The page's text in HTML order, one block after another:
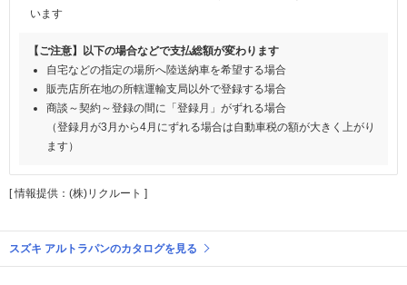
います
【ご注意】以下の場合などで支払総額が変わります
自宅などの指定の場所へ陸送納車を希望する場合
販売店所在地の所轄運輸支局以外で登録する場合
商談～契約～登録の間に「登録月」がずれる場合
（登録月が3月から4月にずれる場合は自動車税の額が大きく上がり
ます）
[ 情報提供：(株)リクルート ]
スズキ アルトラパンのカタログを見る